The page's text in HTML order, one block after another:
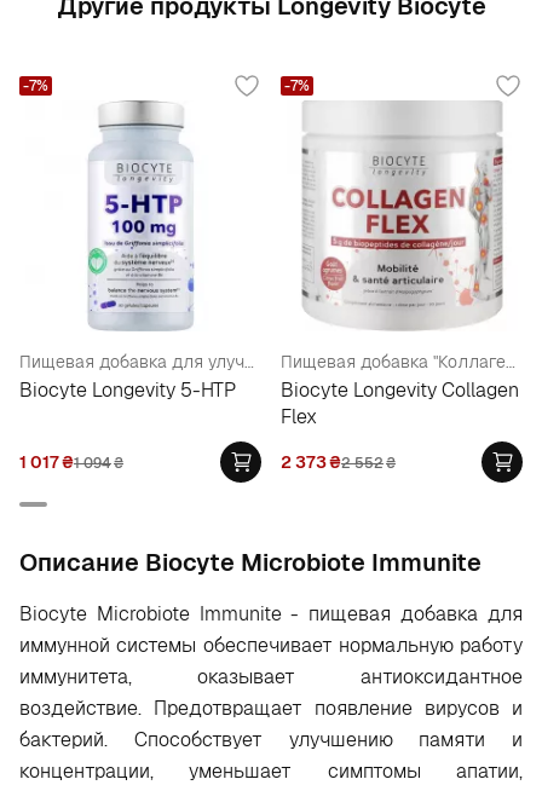
Пищевая добавка для улучшения эмоционального состояния и нормализации сна
Biocyte Longevity 5-HTP
1 017₴1 094₴
-7%
Пищевая добавка "Коллаген Здоровье суставов и подвижность"
Biocyte Longevity Collagen
Flex
2 373₴2 552₴
-7%
Oписание Biocyte Microbiote Immunite
Biocyte Microbiote Immunite - пищевая добавка для
иммунной системы обеспечивает нормальную работу
иммунитета, оказывает антиоксидантное
воздействие. Предотвращает появление вирусов и
бактерий. Способствует улучшению памяти и
концентрации, уменьшает симптомы апатии,